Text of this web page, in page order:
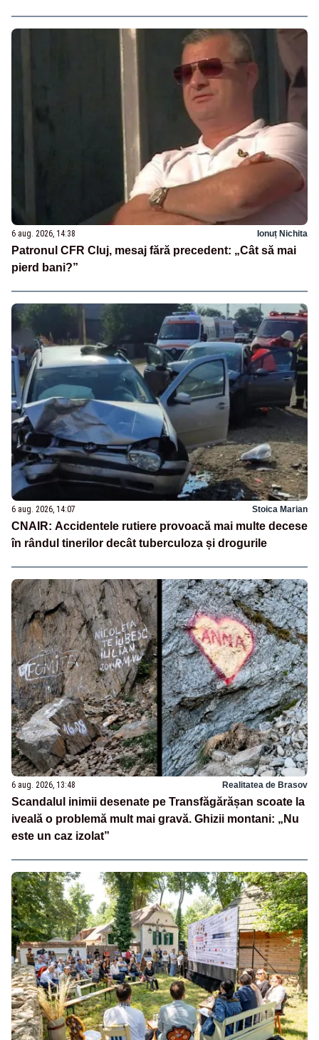
6 aug. 2026, 14:38 Ionuț Nichita
Patronul CFR Cluj, mesaj fără precedent: „Cât să mai
pierd bani?”
6 aug. 2026, 14:07 Stoica Marian
CNAIR: Accidentele rutiere provoacă mai multe decese
în rândul tinerilor decât tuberculoza și drogurile
6 aug. 2026, 13:48 Realitatea de Brasov
Scandalul inimii desenate pe Transfăgărășan scoate la
iveală o problemă mult mai gravă. Ghizii montani: „Nu
este un caz izolat”